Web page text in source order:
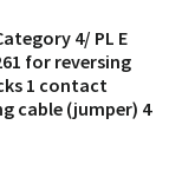
4/ PL E
for reversing
1 contact
cable (jumper) 4